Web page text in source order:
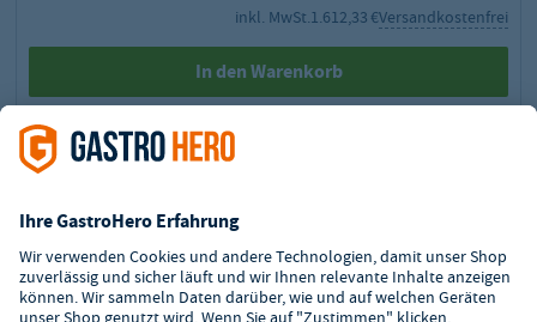
inkl. MwSt.1.612,33 €Versandkostenfrei
In den Warenkorb
Zur Merkliste hinzufügen
1 2